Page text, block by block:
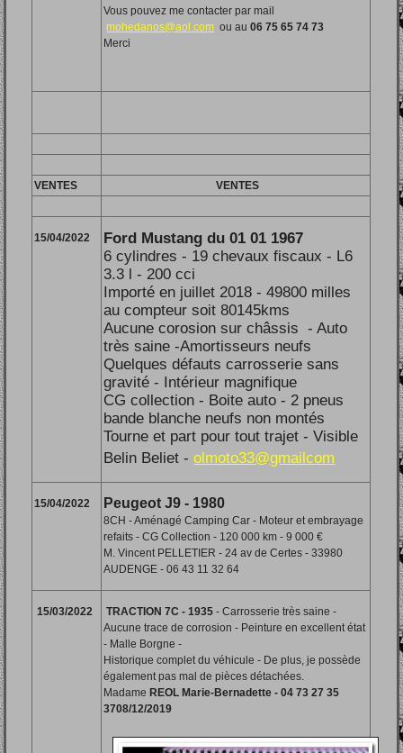
Vous pouvez me contacter par mail
mohedanos@aol.com ou au06 75 65 74 73
Merci
VENTES VENTES
15/04/2022
Ford Mustang du 01 01 1967
6 cylindres - 19 chevaux fiscaux - L6
3.3 l - 200 cci
Importé en juillet 2018 - 49800 milles
au compteur soit 80145kms
Aucune corosion sur châssis - Auto
très saine -Amortisseurs neufs
Quelques défauts carrosserie sans
gravité - Intérieur magnifique
CG collection - Boite auto - 2 pneus
bande blanche neufs non montés
Tourne et part pour tout trajet - Visible
Belin Beliet -olmoto33@gmailcom
15/04/2022 Peugeot J9 - 1980
8CH - Aménagé Camping Car - Moteur et embrayage
refaits - CG Collection - 120 000 km - 9 000 €
M. Vincent PELLETIER - 24 av de Certes - 33980
AUDENGE - 06 43 11 32 64
15/03/2022 TRACTION 7C - 1935 - Carrosserie très saine -
Aucune trace de corrosion - Peinture en excellent état
- Malle Borgne -
Historique complet du véhicule - De plus, je possède
également pas mal de pièces détachées.
Madame REOL Marie-Bernadette - 04 73 27 35
3708/12/2019